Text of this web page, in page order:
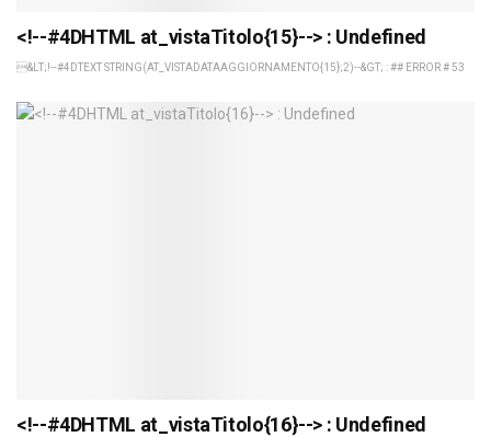
<!--#4DHTML at_vistaTitolo{15}--> : Undefined
&LT;!--#4DTEXT STRING(AT_VISTADATAAGGIORNAMENTO{15};2)--&GT; : ## ERROR # 53
<!--#4DHTML at_vistaTitolo{16}--> : Undefined